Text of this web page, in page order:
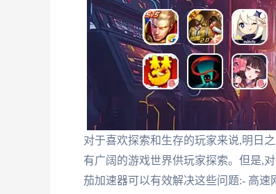
对于喜欢探索和生存的玩家来说,明日
有广阔的游戏世界供玩家探索。但是,
茄加速器可以有效解决这些问题:- 高